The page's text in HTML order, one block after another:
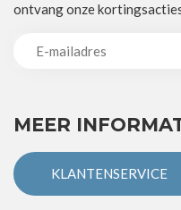
MEER
KLANTENSERVICE
ontvang onze